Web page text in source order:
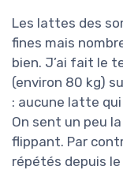
Les lattes des
fines mais
bien. J’ai fait le
(environ 80 kg)
: aucune latte
On sent un peu
flippant. Par
répétés depuis